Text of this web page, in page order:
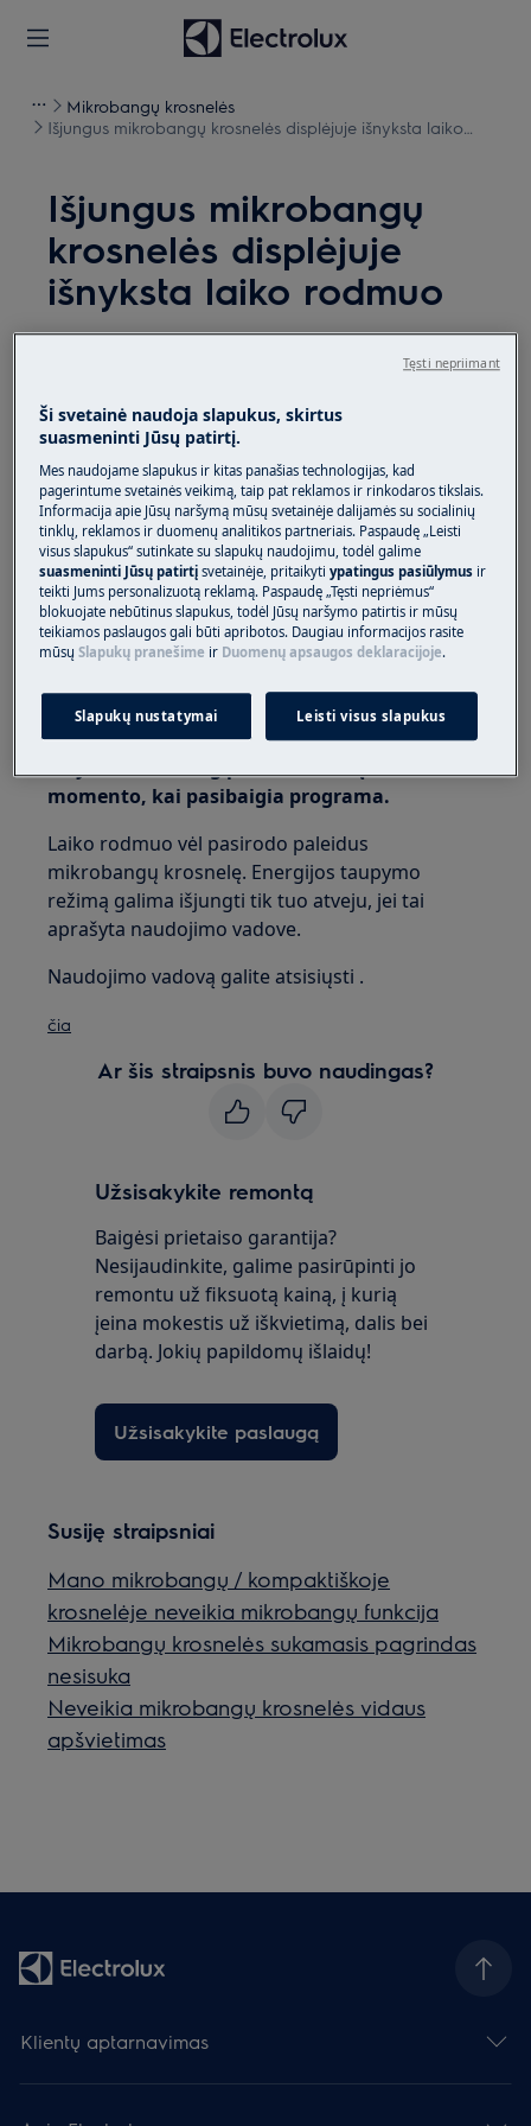
Mikrobangų krosnelės
Išjungus mikrobangų krosnelės displėjuje išnyksta laiko
Išjungus mikrobangų
krosnelės displėjuje
išnyksta laiko rodmuo
Išjungus mikrobangų krosnelės displėjuje
išnyksta laiko rodmuo
Laikrodžio nepavyksta nustatyti ilgam
laikui
Taikoma:
Mikrobangų krosnelėms
Sprendimas:
1. Energijos taupymo sumetimais, naujose
mikrobangų krosnelėse laiko rodmuo ekrane
momento, kai pasibaigia programa.
Laiko rodmuo vėl pasirodo paleidus
mikrobangų krosnelę. Energijos taupymo
režimą galima išjungti tik tuo atveju, jei tai
aprašyta naudojimo vadove.
Naudojimo vadovą galite atsisiųsti .
čia
Ar šis straipsnis buvo naudingas?
Užsisakykite remontą
Baigėsi prietaiso garantija?
Nesijaudinkite, galime pasirūpinti jo
remontu už fiksuotą kainą, į kurią
įeina mokestis už iškvietimą, dalis bei
darbą. Jokių papildomų išlaidų!
Užsisakykite paslaugą
Susiję straipsniai
Mano mikrobangų / kompaktiškoje
krosnelėje neveikia mikrobangų funkcija
Mikrobangų krosnelės sukamasis pagrindas
nesisuka
Neveikia mikrobangų krosnelės vidaus
apšvietimas
Klientų aptarnavimas
Ši svetainė naudoja slapukus, skirtus
suasmeninti Jūsų patirtį.
Mes naudojame slapukus ir kitas panašias technologijas, kad
pagerintume svetainės veikimą, taip pat reklamos ir rinkodaros tikslais.
Informacija apie Jūsų naršymą mūsų svetainėje dalijamės su socialinių
tinklų, reklamos ir duomenų analitikos partneriais. Paspaudę „Leisti
visus slapukus“ sutinkate su slapukų naudojimu, todėl galime
suasmeninti Jūsų patirtįsvetainėje, pritaikytiypatingus pasiūlymus ir
teikti Jums personalizuotą reklamą. Paspaudę „Tęsti nepriėmus“
blokuojate nebūtinus slapukus, todėl Jūsų naršymo patirtis ir mūsų
teikiamos paslaugos gali būti apribotos. Daugiau informacijos rasite
mūsųSlapukų pranešime ir Duomenų apsaugos deklaracijoje.
Slapukų nustatymai Leisti visus slapukus
Tęsti nepriimant